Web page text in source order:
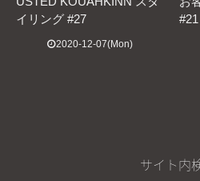
イリング #27
2020-12-07(Mon)
#21
サイト内